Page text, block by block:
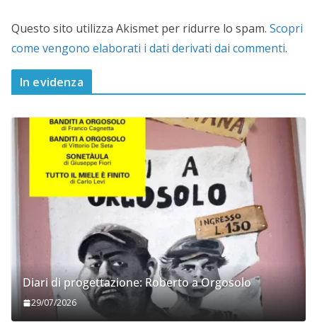
Questo sito utilizza Akismet per ridurre lo spam. Scopri
come vengono elaborati i dati derivati dai commenti.
In evidenza
Diari di progettazione: Roberto a Orgosolo
29/07/2026